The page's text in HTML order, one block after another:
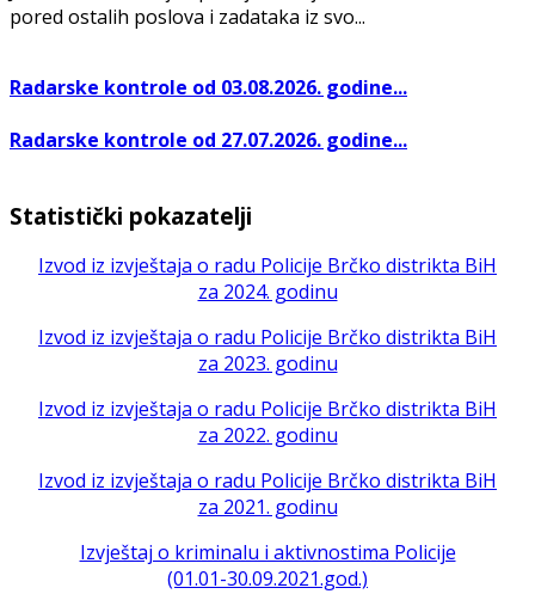
pored ostalih poslova i zadataka iz svo...
Radarske kontrole od 03.08.2026. godine...
Radarske kontrole od 27.07.2026. godine...
Statistički pokazatelji
Izvod iz izvještaja o radu Policije Brčko distrikta BiH
za 2024. godinu
Izvod iz izvještaja o radu Policije Brčko distrikta BiH
za 2023. godinu
Izvod iz izvještaja o radu Policije Brčko distrikta BiH
za 2022. godinu
Izvod iz izvještaja o radu Policije Brčko distrikta BiH
za 2021. godinu
Izvještaj o kriminalu i aktivnostima Policije
(01.01-30.09.2021.god.)